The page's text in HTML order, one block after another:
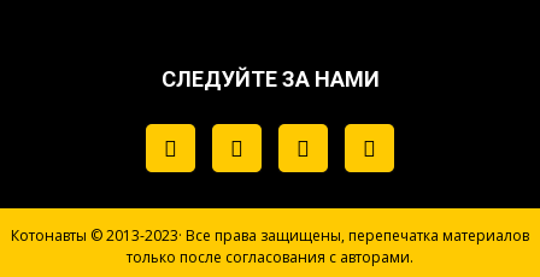
СЛЕДУЙТЕ ЗА НАМИ
Котонавты © 2013-2023· Все права защищены, перепечатка материалов
только после согласования с авторами.